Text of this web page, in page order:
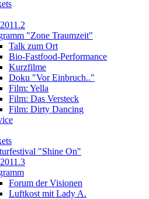
"Zone Traumzeit"
Talk zum Ort
Bio-Fastfood-Performance
Kurzfilme
Doku "Vor Einbruch.."
Film: Yella
Film: Das Versteck
Film: Dirty Dancing
"Shine On"
Forum der Visionen
Luftkost mit Lady A.